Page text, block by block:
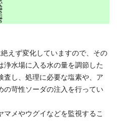
えず変化していますので、その
浄水場に入る水の量を調節した
査し、処理に必要な塩素や、ア
の苛性ソーダの注入を行ってい
メやウグイなどを監視するこ